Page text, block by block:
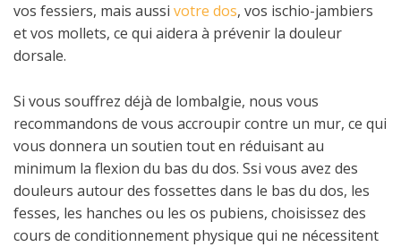
vos fessiers, mais aussi votre dos, vos ischio-jambiers
et vos mollets, ce qui aidera à prévenir la douleur
dorsale.
Si vous souffrez déjà de lombalgie, nous vous
recommandons de vous accroupir contre un mur, ce qui
vous donnera un soutien tout en réduisant au
minimum la flexion du bas du dos. Ssi vous avez des
douleurs autour des fossettes dans le bas du dos, les
fesses, les hanches ou les os pubiens, choisissez des
cours de conditionnement physique qui ne nécessitent